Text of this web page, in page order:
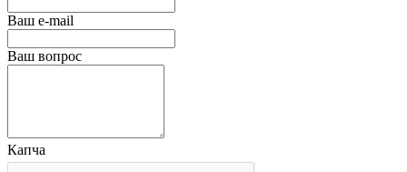
Ваш e-mail
Ваш вопрос
Капча